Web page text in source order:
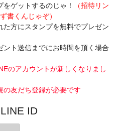
をゲットするのじゃ！
（招待リン
書くんじゃぞ）
方にスタンプを無料でプレゼン
ト送信までにお時間を頂く場合
のアカウントが新しくなりまし
友だち登録が必要です
ID